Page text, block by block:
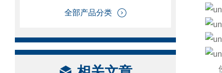
全部产品分类
佛